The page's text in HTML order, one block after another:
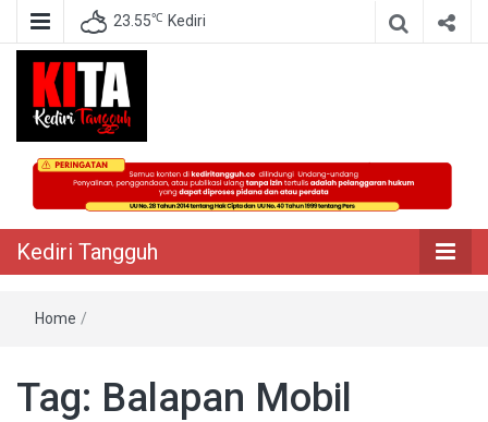
23.55℃ Kediri
Kediri Tangguh
Berita Akurat Terpercaya
Kediri Tangguh
Home /
Tag: Balapan Mobil